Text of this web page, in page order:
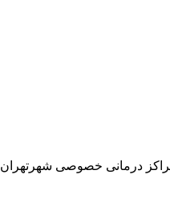
درمانی خصوصی شهرتهران